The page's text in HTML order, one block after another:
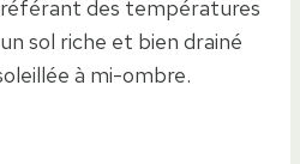
des températures
sol riche et bien drainé
à mi-ombre.